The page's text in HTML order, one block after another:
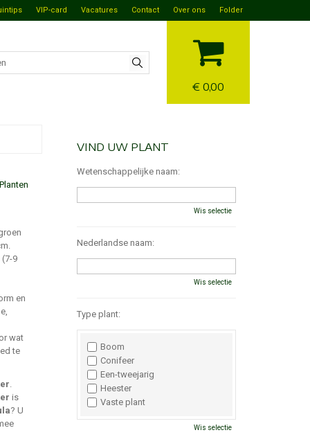
€ 0,00
VIP-card Vacatures Contact Over ons Folder
9
en
wat
te
.
is
? U
VIND UW PLANT
Wetenschappelijke naam:
Wis selectie
Nederlandse naam:
Wis selectie
Type plant:
Boom
Conifeer
Een-tweejarig
Heester
Vaste plant
Wis selectie